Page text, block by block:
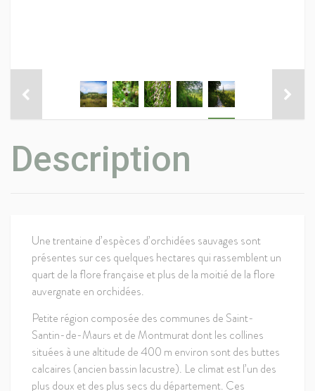
Description
Une trentaine d’espèces d’orchidées sauvages sont
présentes sur ces quelques hectares qui rassemblent un
quart de la flore française et plus de la moitié de la flore
auvergnate en orchidées.
Petite région composée des communes de Saint-
Santin-de-Maurs et de Montmurat dont les collines
situées à une altitude de 400 m environ sont des buttes
calcaires (ancien bassin lacustre). Le climat est l’un des
plus doux et des plus secs du département. Ces